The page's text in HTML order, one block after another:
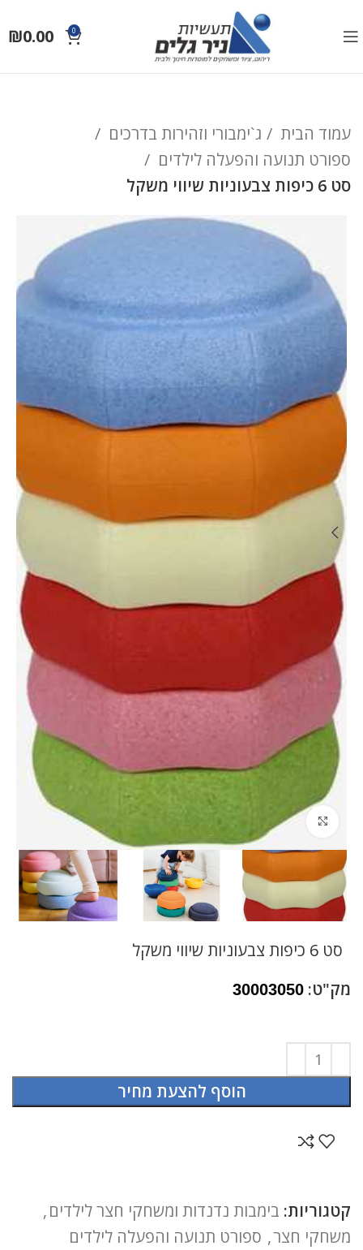
0
₪0.00
עמוד הבית
ג`ימבורי וזהירות בדרכים
ספורט תנועה והפעלה לילדים
סט 6 כיפות צבעוניות שיווי משקל
לחץ להגדלה
סט 6 כיפות צבעוניות שיווי משקל
מק"ט: 30003050
הוסף להצעת מחיר
קטגוריות: בימבות נדנדות ומשחקי חצר לילדים,
משחקי חצר, ספורט תנועה והפעלה לילדים